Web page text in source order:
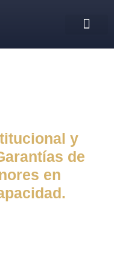
y
de
en